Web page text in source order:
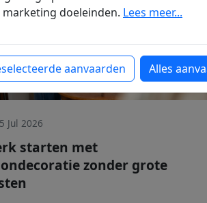
Jul 2026
starten met
zonder grote
marketing doeleinden. Lees meer...
aanvaarden Alles